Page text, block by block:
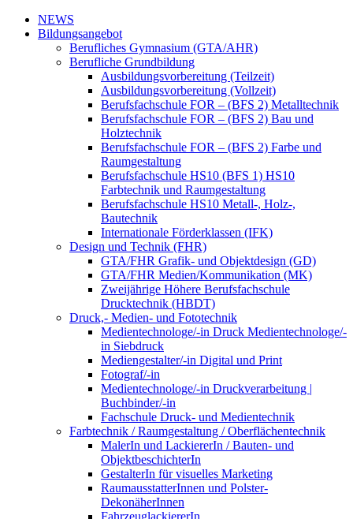
NEWS
Bildungsangebot
Berufliches Gymnasium (GTA/AHR)
Berufliche Grundbildung
Ausbildungsvorbereitung (Teilzeit)
Ausbildungsvorbereitung (Vollzeit)
Berufsfachschule FOR – (BFS 2) Metalltechnik
Berufsfachschule FOR – (BFS 2) Bau und
Holztechnik
Berufsfachschule FOR – (BFS 2) Farbe und
Raumgestaltung
Berufsfachschule HS10 (BFS 1) HS10
Farbtechnik und Raumgestaltung
Berufsfachschule HS10 Metall-, Holz-,
Bautechnik
Internationale Förderklassen (IFK)
Design und Technik (FHR)
GTA/FHR Grafik- und Objektdesign (GD)
GTA/FHR Medien/Kommunikation (MK)
Zweijährige Höhere Berufsfachschule
Drucktechnik (HBDT)
Druck,- Medien- und Fototechnik
Medientechnologe/-in Druck Medientechnologe/-
in Siebdruck
Mediengestalter/-in Digital und Print
Fotograf/-in
Medientechnologe/-in Druckverarbeitung |
Buchbinder/-in
Fachschule Druck- und Medientechnik
Farbtechnik / Raumgestaltung / Oberflächentechnik
MalerIn und LackiererIn / Bauten- und
ObjektbeschichterIn
GestalterIn für visuelles Marketing
RaumausstatterInnen und Polster-
DekonäherInnen
FahrzeuglackiererIn